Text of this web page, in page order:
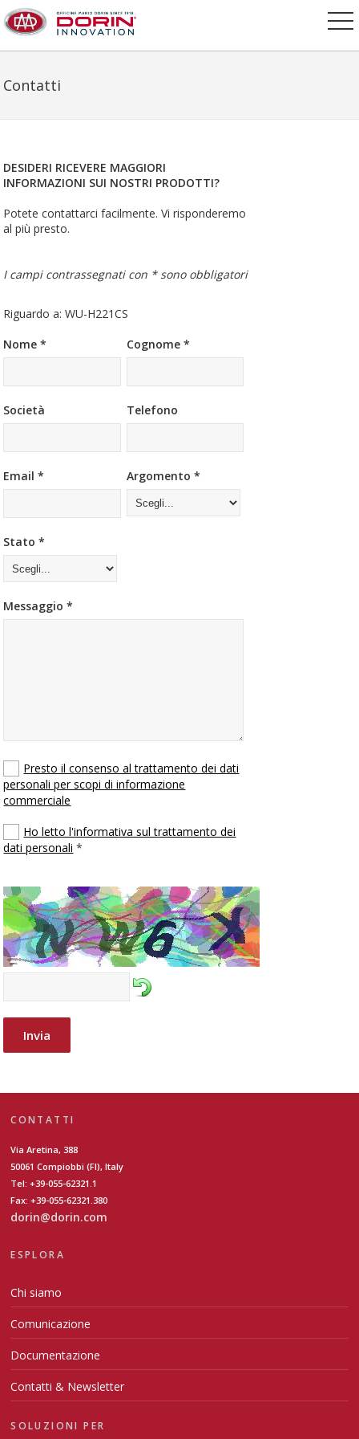
Contatti
DESIDERI RICEVERE MAGGIORI
INFORMAZIONI SUI NOSTRI PRODOTTI?
Potete contattarci facilmente. Vi risponderemo
al più presto.
I campi contrassegnati con * sono obbligatori
Riguardo a: WU-H221CS
Nome *
Cognome *
Società Telefono
Email * Argomento *
Stato *
Messaggio *
Presto il consenso al trattamento dei dati
personali per scopi di informazione
commerciale
Ho letto l'informativa sul trattamento dei
dati personali *
Invia
CONTATTI
Via Aretina, 388
50061 Compiobbi (FI), Italy
Tel: +39-055-62321.1
Fax: +39-055-62321.380
dorin@dorin.com
ESPLORA
Chi siamo
Comunicazione
Documentazione
Contatti & Newsletter
SOLUZIONI PER